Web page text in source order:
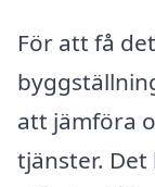
För att få
att jämföra
tjänster.